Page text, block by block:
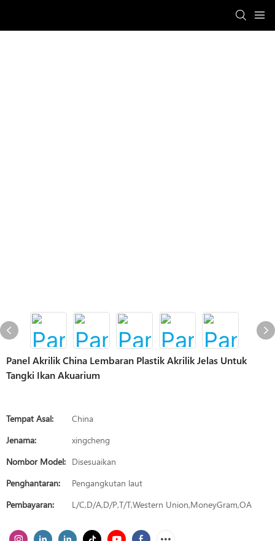
Panel Akrilik China Lembaran Plastik Akrilik Jelas Untuk
Tangki Ikan Akuarium
Tempat Asal:
China
Jenama:
xingcheng
Nombor Model: Disesuaikan
Penghantaran:
Pengangkutan laut
Pembayaran:
L/C,D/A,D/P,T/T,Western Union,MoneyGram,OA